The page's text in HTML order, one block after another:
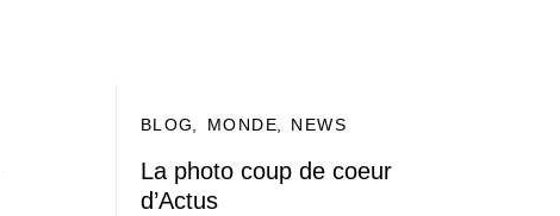
BLOG MONDE NEWS
La photo coup de coeur
d’Actus